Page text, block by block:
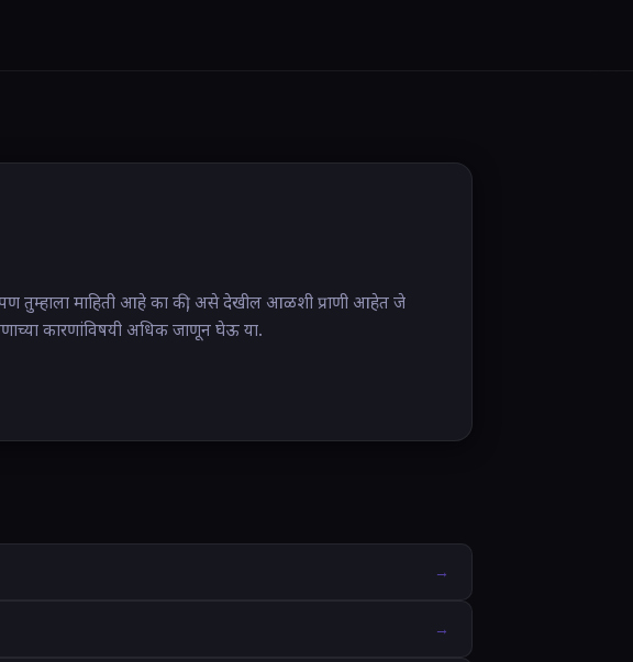
माहिती आहे का की, असे देखील आळशी प्राणी आहेत जे
कारणांविषयी अधिक जाणून घेऊ या.
→
→